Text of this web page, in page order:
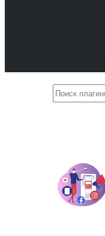
Поиск